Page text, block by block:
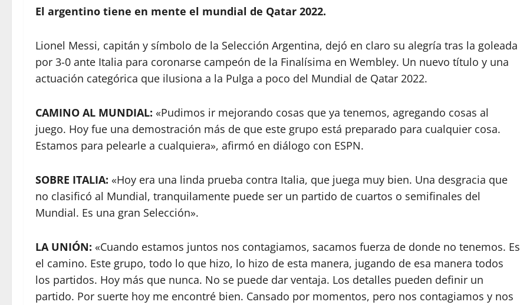
El argentino tiene en mente el mundial de Qatar 2022.
Lionel Messi, capitán y símbolo de la Selección Argentina, dejó en claro su alegría tras la goleada
por 3-0 ante Italia para coronarse campeón de la Finalísima en Wembley. Un nuevo título y una
actuación categórica que ilusiona a la Pulga a poco del Mundial de Qatar 2022.
CAMINO AL MUNDIAL: «Pudimos ir mejorando cosas que ya tenemos, agregando cosas al
juego. Hoy fue una demostración más de que este grupo está preparado para cualquier cosa.
Estamos para pelearle a cualquiera», afirmó en diálogo con ESPN.
SOBRE ITALIA: «Hoy era una linda prueba contra Italia, que juega muy bien. Una desgracia que
no clasificó al Mundial, tranquilamente puede ser un partido de cuartos o semifinales del
Mundial. Es una gran Selección».
LA UNIÓN: «Cuando estamos juntos nos contagiamos, sacamos fuerza de donde no tenemos. Es
el camino. Este grupo, todo lo que hizo, lo hizo de esta manera, jugando de esa manera todos
los partidos. Hoy más que nunca. No se puede dar ventaja. Los detalles pueden definir un
partido. Por suerte hoy me encontré bien. Cansado por momentos, pero nos contagiamos y nos